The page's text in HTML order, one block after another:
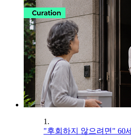
1.
"후회하지 않으려면" 60